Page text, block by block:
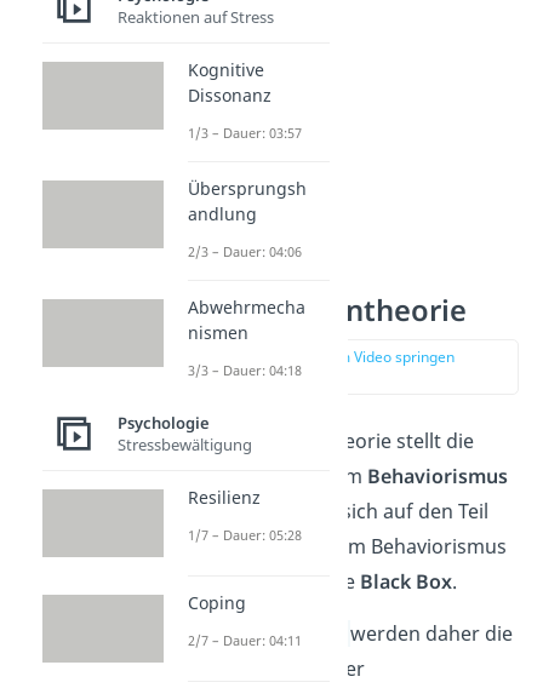
Kognitive Lerntheorie
zur Stelle im Video springen
(02:27)
Die kognitive Lerntheorie stellt die
zum Behaviorismus
dar. Denn hier wird sich auf den Teil
konzentriert, der beim Behaviorismus
unbeachtet blieb: Die Black Box.
Beim Kognitivismus werden daher die
internen Prozesse
der
Reaktionen auf Stress
Kognitive
Dissonanz
1/3 – Dauer: 03:57
Übersprungsh
andlung
2/3 – Dauer: 04:06
Abwehrmecha
nismen
3/3 – Dauer: 04:18
Psychologie
Stressbewältigung
Resilienz
1/7 – Dauer: 05:28
Coping
2/7 – Dauer: 04:11